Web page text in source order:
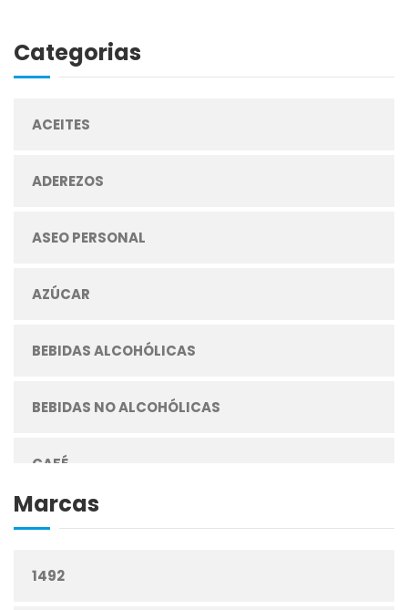
Categorias
ACEITES
ADEREZOS
ASEO PERSONAL
AZÚCAR
BEBIDAS ALCOHÓLICAS
BEBIDAS NO ALCOHÓLICAS
CAFÉ
CIGARRILLOS
Marcas
1492